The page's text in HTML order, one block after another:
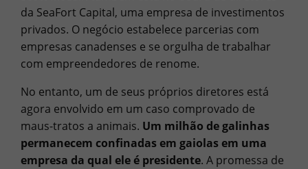
da SeaFort Capital, uma empresa de investimentos
privados. O negócio estabelece parcerias com
empresas canadenses e se orgulha de trabalhar
com empreendedores de renome.
No entanto, um de seus próprios diretores está
agora envolvido em um caso comprovado de
maus-tratos a animais. Um milhão de galinhas
permanecem confinadas em gaiolas em uma
empresa da qual ele é presidente. A promessa de